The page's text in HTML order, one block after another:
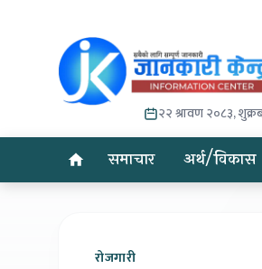
२२ श्रावण २०८३,
समाचार अर्थ/विकास
रोजगारी